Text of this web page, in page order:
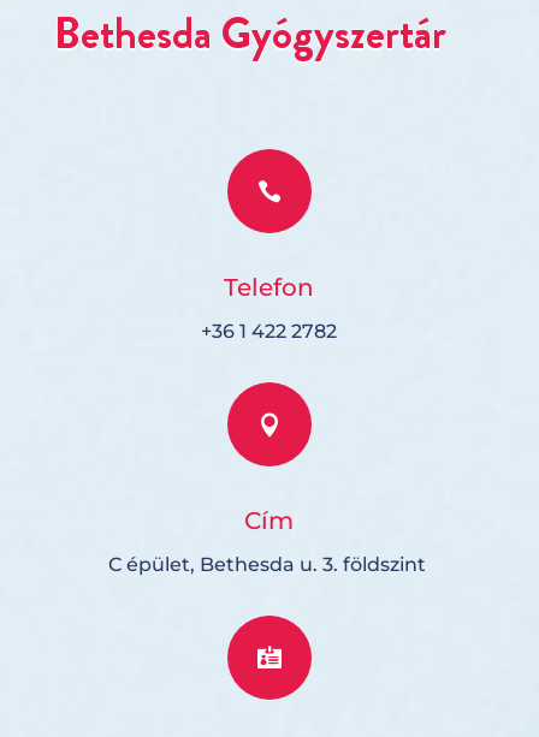
Bethesda Gyógyszertár

Telefon
+36 1 422 2782

Cím
C épület, Bethesda u. 3. földszint
